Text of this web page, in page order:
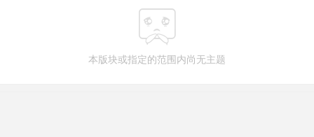

本版块或指定的范围内尚无主题